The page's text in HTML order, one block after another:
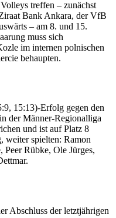
treffen – zunächst
Bank Ankara, der VfB
– am 8. und 15.
muss sich
im internen polnischen
behaupten.
15:13)-Erfolg gegen den
der Männer-Regionalliga
und ist auf Platz 8
weiter spielten: Ramon
Rübke, Ole Jürges,
Abschluss der letztjährigen